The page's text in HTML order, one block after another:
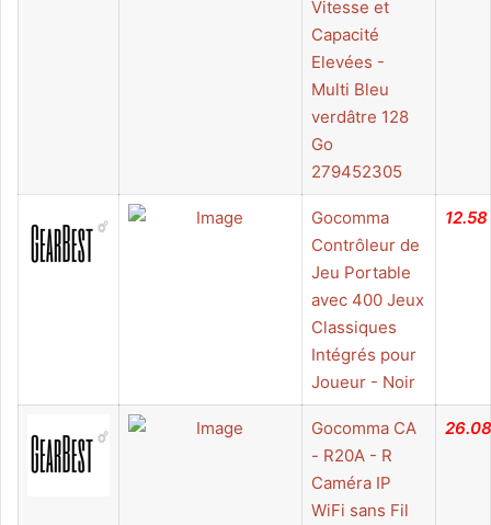
Vitesse et
Capacité
Elevées -
Multi Bleu
verdâtre 128
Go
279452305
Gocomma
Contrôleur de
Jeu Portable
avec 400 Jeux
Classiques
Intégrés pour
Joueur - Noir
12.58
Gocomma CA
- R20A - R
Caméra IP
WiFi sans Fil
26.08